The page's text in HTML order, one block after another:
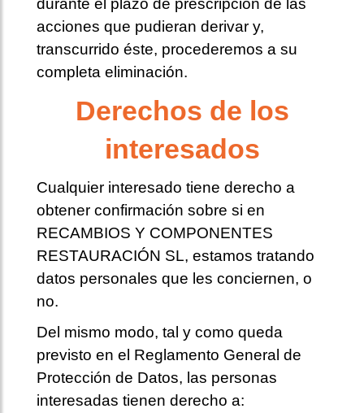
durante el plazo de prescripción de las
acciones que pudieran derivar y,
transcurrido éste, procederemos a su
completa eliminación.
Derechos de los
interesados
Cualquier interesado tiene derecho a
obtener confirmación sobre si en
RECAMBIOS Y COMPONENTES
RESTAURACIÓN SL, estamos tratando
datos personales que les conciernen, o
no.
Del mismo modo, tal y como queda
previsto en el Reglamento General de
Protección de Datos, las personas
interesadas tienen derecho a: